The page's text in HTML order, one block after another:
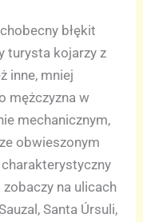
błękit
turysta kojarzy z
inne, mniej
mężczyzna w
mechanicznym,
obwieszonym
na ulicach
Santa Úrsuli,